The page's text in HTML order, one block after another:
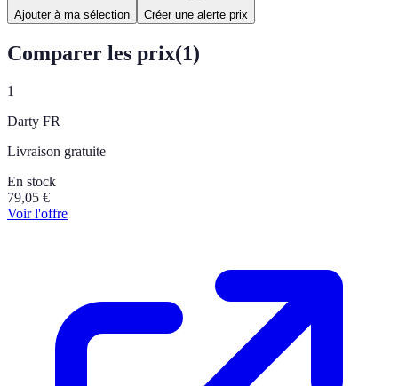
Ajouter à ma sélection Créer une alerte prix
Comparer les prix(1)
1
Darty FR
Livraison gratuite
En stock
79,05 €
Voir l'offre